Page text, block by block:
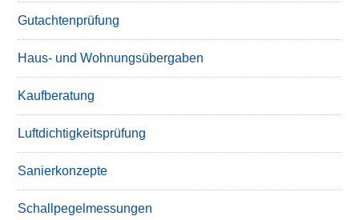
Gutachtenprüfung
Haus- und Wohnungsübergaben
Kaufberatung
Luftdichtigkeitsprüfung
Sanierkonzepte
Schallpegelmessungen